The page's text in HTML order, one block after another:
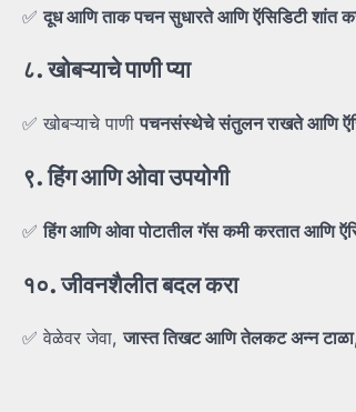
✅दूधआणिताकपचनसुधारतेआणिऍसिडिटीशांत
८.खोबऱ्याचेपाणीप्या
✅ खोबऱ्याचे पाणीपचनसंस्थेचेसंतुलनराखतेआणि
९.हिंगआणिओवाउपयोगी
✅हिंगआणिओवापोटातीलगॅसकमीकरतातआणि
१०.जीवनशैलीतबदलकरा
✅ वेळेवर जेवा,जास्ततिखटआणितेलकटअन्न